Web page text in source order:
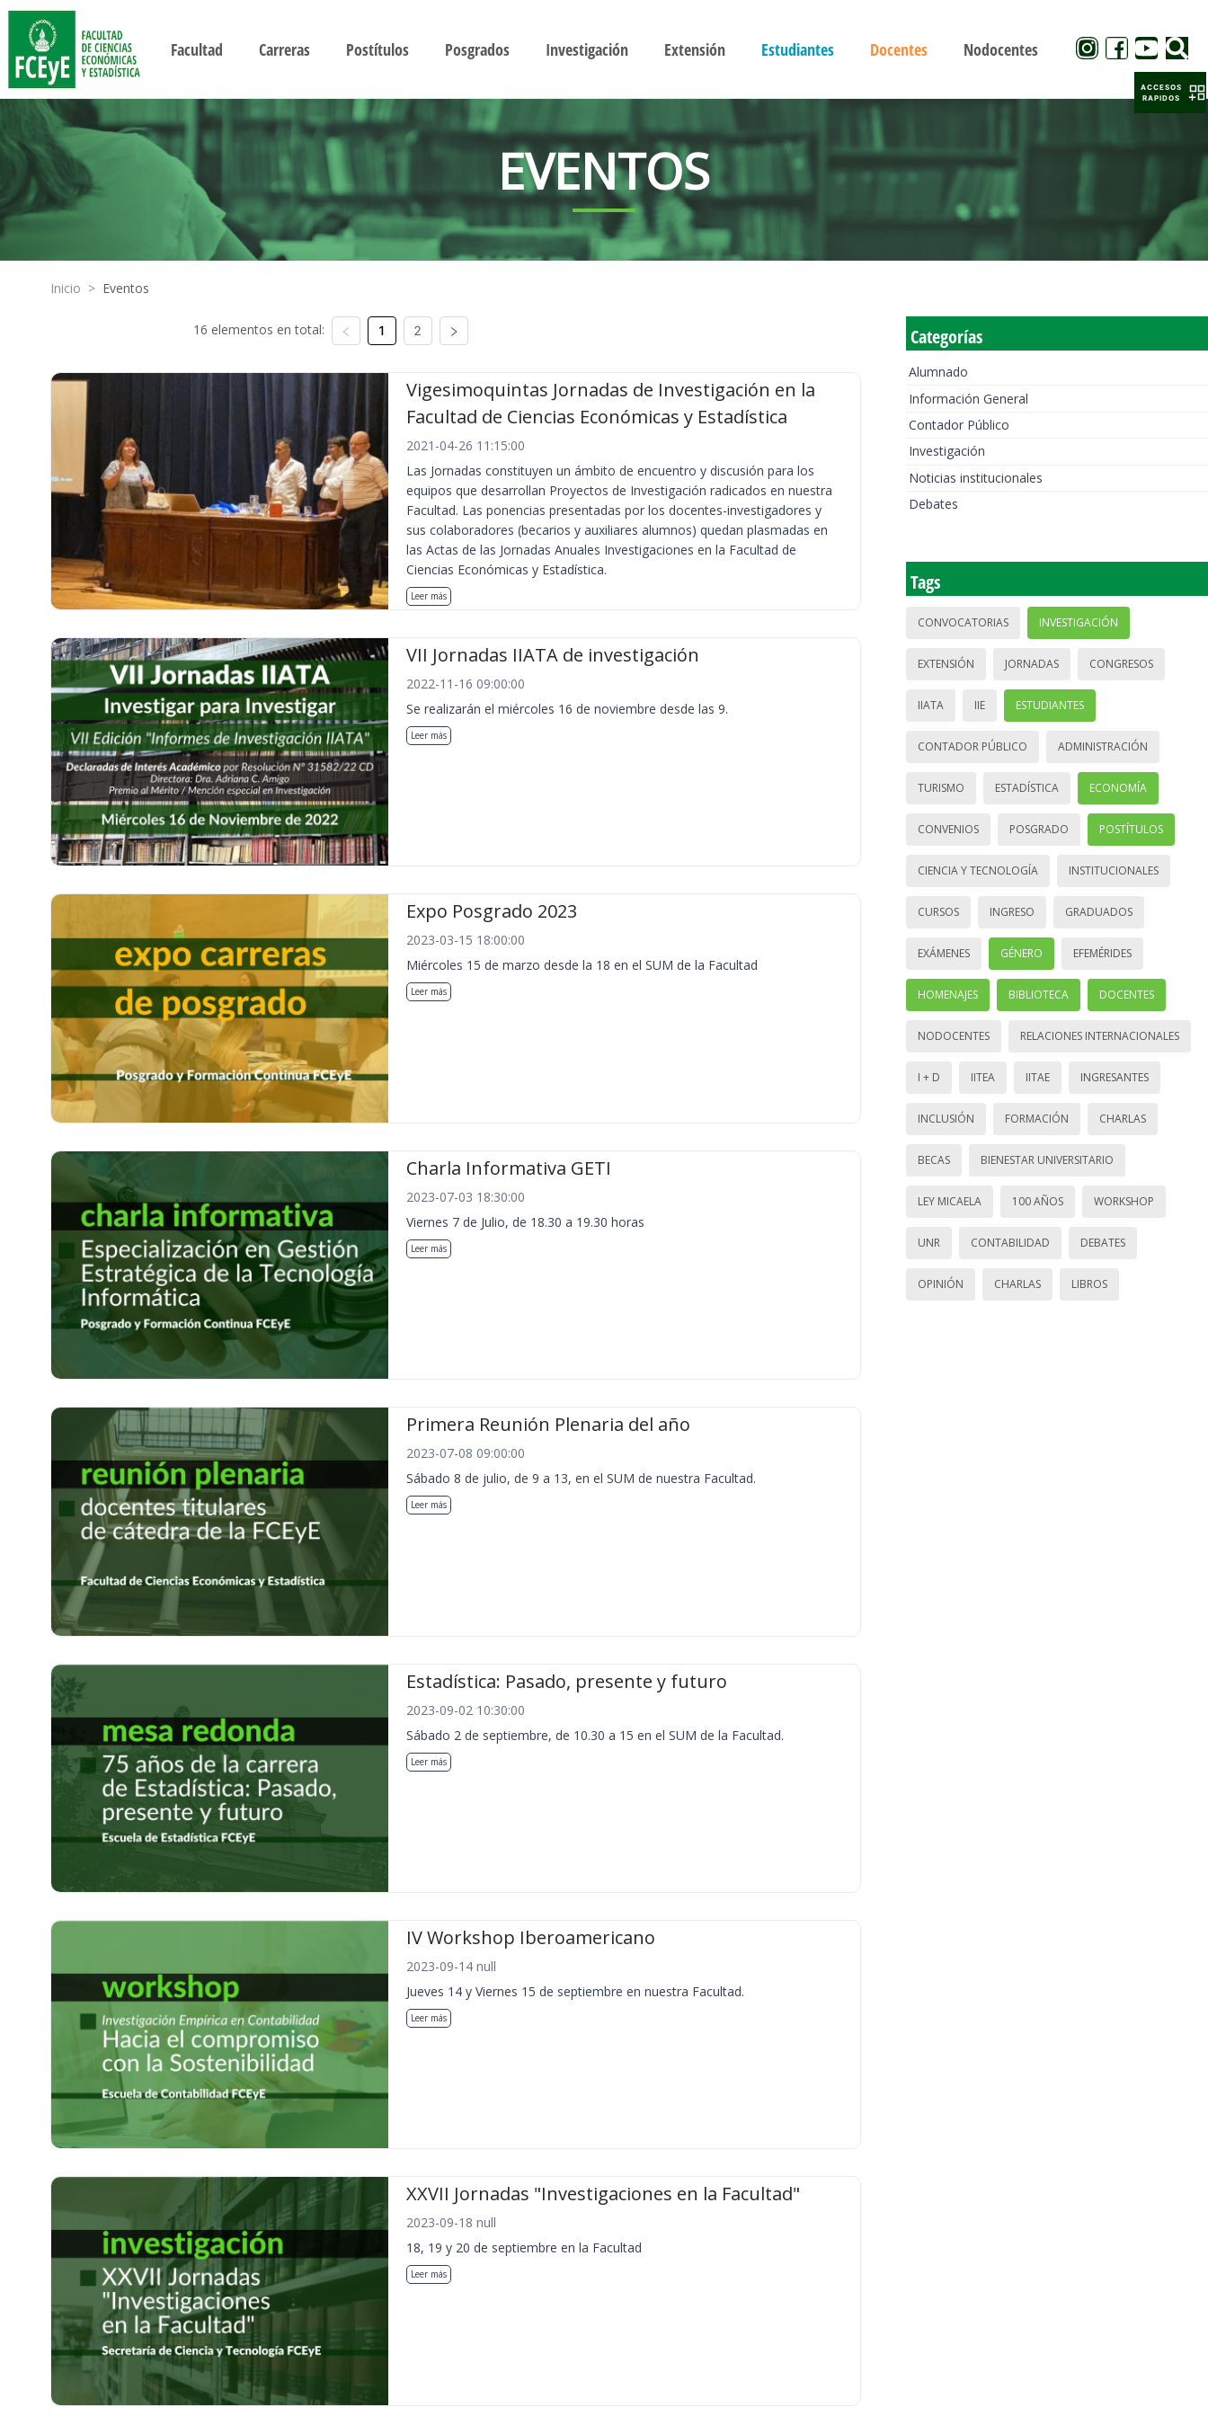
Facultad Carreras Postítulos Posgrados Investigación Extensión Estudiantes Docentes Nodocentes
EVENTOS
Inicio > Eventos
16 elementos en total: 1 2
Vigesimoquintas Jornadas de Investigación en la
Facultad de Ciencias Económicas y Estadística
2021-04-26 11:15:00
Las Jornadas constituyen un ámbito de encuentro y discusión para los
equipos que desarrollan Proyectos de Investigación radicados en nuestra
Facultad. Las ponencias presentadas por los docentes-investigadores y
sus colaboradores (becarios y auxiliares alumnos) quedan plasmadas en
las Actas de las Jornadas Anuales Investigaciones en la Facultad de
Ciencias Económicas y Estadística.
Leer más
VII Jornadas IIATA de investigación
2022-11-16 09:00:00
Se realizarán el miércoles 16 de noviembre desde las 9.
Leer más
Expo Posgrado 2023
2023-03-15 18:00:00
Miércoles 15 de marzo desde la 18 en el SUM de la Facultad
Leer más
Charla Informativa GETI
2023-07-03 18:30:00
Viernes 7 de Julio, de 18.30 a 19.30 horas
Leer más
Primera Reunión Plenaria del año
2023-07-08 09:00:00
Sábado 8 de julio, de 9 a 13, en el SUM de nuestra Facultad.
Leer más
Estadística: Pasado, presente y futuro
2023-09-02 10:30:00
Sábado 2 de septiembre, de 10.30 a 15 en el SUM de la Facultad.
Leer más
IV Workshop Iberoamericano
2023-09-14 null
Jueves 14 y Viernes 15 de septiembre en nuestra Facultad.
Leer más
XXVII Jornadas "Investigaciones en la Facultad"
2023-09-18 null
18, 19 y 20 de septiembre en la Facultad
Leer más
Categorías
Alumnado
Información General
Contador Público
Investigación
Noticias institucionales
Debates
Tags
CONVOCATORIAS INVESTIGACIÓN
EXTENSIÓN JORNADAS CONGRESOS
IIATA IIE ESTUDIANTES
CONTADOR PÚBLICO ADMINISTRACIÓN
TURISMO ESTADÍSTICA ECONOMÍA
CONVENIOS POSGRADO POSTÍTULOS
CIENCIA Y TECNOLOGÍA INSTITUCIONALES
CURSOS INGRESO GRADUADOS
EXÁMENES GÉNERO EFEMÉRIDES
HOMENAJES BIBLIOTECA DOCENTES
NODOCENTES RELACIONES INTERNACIONALES
I + D IITEA IITAE INGRESANTES
INCLUSIÓN FORMACIÓN CHARLAS
BECAS BIENESTAR UNIVERSITARIO
LEY MICAELA 100 AÑOS WORKSHOP
UNR CONTABILIDAD DEBATES
OPINIÓN CHARLAS LIBROS
ACCESOS
RAPIDOS